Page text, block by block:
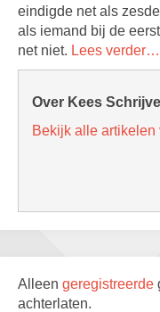
eindigde net als
als iemand bij de
net niet. Lees verder…
Over Kees
Bekijk alle
Alleen geregistreerde
achterlaten.